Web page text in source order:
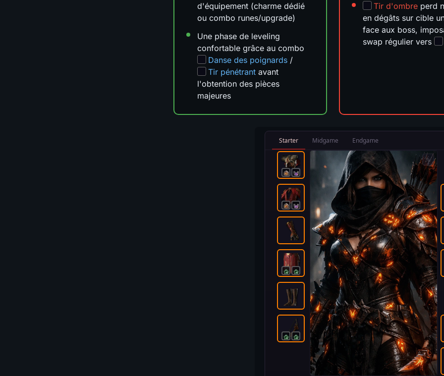
d'équipement (charme dédié
ou combo runes/upgrade)
Une phase de leveling
confortable grâce au combo
Danse des poignards /
Tir pénétrant avant
l'obtention des pièces
majeures
Tir d'ombre perd
en dégâts sur cible
face aux boss,
swap régulier vers